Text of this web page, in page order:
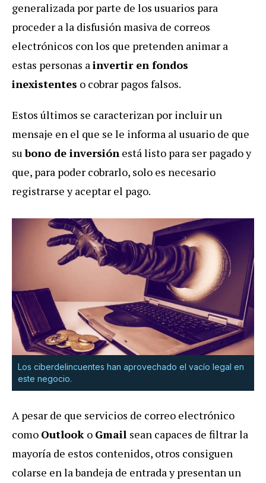
generalizada por parte de los usuarios para
proceder a la disfusión masiva de correos
electrónicos con los que pretenden animar a
estas personas ainvertir en fondos
inexistentes o cobrar pagos falsos.
Estos últimos se caracterizan por incluir un
mensaje en el que se le informa al usuario de que
subono de inversión está listo para ser pagado y
que, para poder cobrarlo, solo es necesario
registrarse y aceptar el pago.
Los ciberdelincuentes han aprovechado el vacío legal en
este negocio.
A pesar de que servicios de correo electrónico
como Outlook o Gmail sean capaces de filtrar la
mayoría de estos contenidos, otros consiguen
colarse en la bandeja de entrada y presentan un